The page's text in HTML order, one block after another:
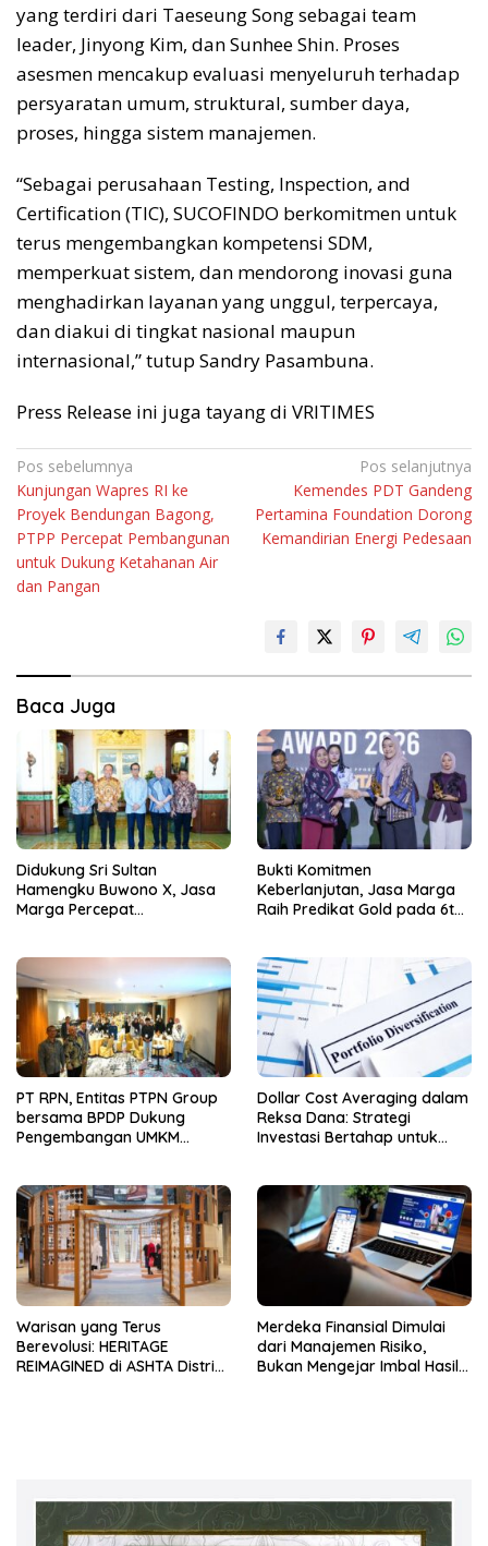
yang terdiri dari Taeseung Song sebagai team
leader, Jinyong Kim, dan Sunhee Shin. Proses
asesmen mencakup evaluasi menyeluruh terhadap
persyaratan umum, struktural, sumber daya,
proses, hingga sistem manajemen.
“Sebagai perusahaan Testing, Inspection, and
Certification (TIC), SUCOFINDO berkomitmen untuk
terus mengembangkan kompetensi SDM,
memperkuat sistem, dan mendorong inovasi guna
menghadirkan layanan yang unggul, terpercaya,
dan diakui di tingkat nasional maupun
internasional,” tutup Sandry Pasambuna.
Press Release ini juga tayang di VRITIMES
Navigasi
pos
Pos sebelumnya
Kunjungan Wapres RI ke
Proyek Bendungan Bagong,
PTPP Percepat Pembangunan
untuk Dukung Ketahanan Air
dan Pangan
Pos selanjutnya
Kemendes PDT Gandeng
Pertamina Foundation Dorong
Kemandirian Energi Pedesaan
Baca Juga
Didukung Sri Sultan
Hamengku Buwono X, Jasa
Marga Percepat
untuk Dukung Konektivitas
DIY
Bukti Komitmen
Keberlanjutan, Jasa Marga
Raih Predikat Gold pada 6th
PT RPN, Entitas PTPN Group
bersama BPDP Dukung
Pengembangan UMKM
Dollar Cost Averaging dalam
Reksa Dana: Strategi
Investasi Bertahap untuk
Warisan yang Terus
Berevolusi: HERITAGE
REIMAGINED di ASHTA District
Merdeka Finansial Dimulai
dari Manajemen Risiko,
Bukan Mengejar Imbal Hasil